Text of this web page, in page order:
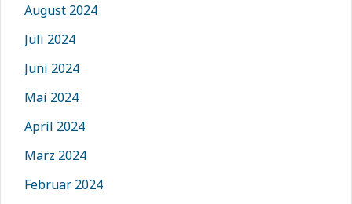
August 2024
Juli 2024
Juni 2024
Mai 2024
April 2024
März 2024
Februar 2024